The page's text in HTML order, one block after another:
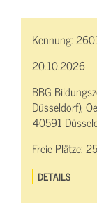
Kennung:
20.10.2026 –
BBG-
Düsseldorf),
40591
Freie Plätze:25
DETAILS